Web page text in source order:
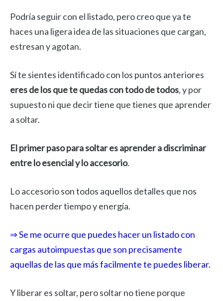
Podría seguir con el listado, pero creo que ya te
haces una ligera idea de las situaciones que cargan,
estresan y agotan.
Sí te sientes identificado con los puntos anteriores
eres de los que te quedas con todo de todos, y por
supuesto ni que decir tiene que tienes que aprender
a soltar.
El primer paso para soltar es aprender a discriminar
entre lo esencial y lo accesorio.
Lo accesorio son todos aquellos detalles que nos
hacen perder tiempo y energía.
⇒ Se me ocurre que puedes hacer un listado con
cargas autoimpuestas que son precisamente
aquellas de las que más facilmente te puedes liberar.
Y liberar es soltar, pero soltar no tiene porque